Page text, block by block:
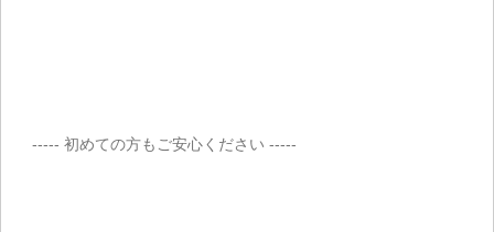
----- 初めての方もご安心ください -----